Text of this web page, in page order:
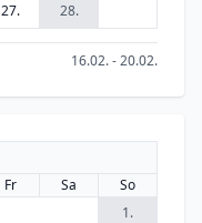
27. 28.
16.02. - 20.02.
Fr Sa
So
1.